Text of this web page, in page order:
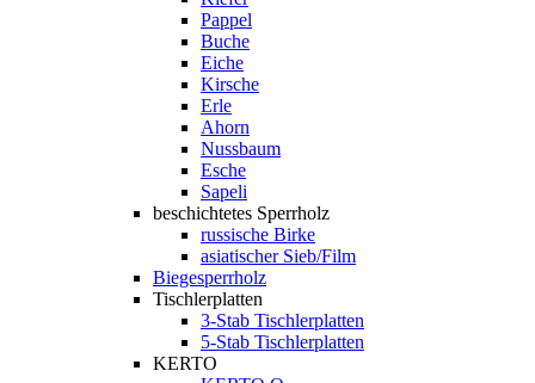
Pappel
Buche
Eiche
Kirsche
Erle
Ahorn
Nussbaum
Esche
Sapeli
beschichtetes Sperrholz
russische Birke
asiatischer Sieb/Film
Biegesperrholz
Tischlerplatten
3-Stab Tischlerplatten
5-Stab Tischlerplatten
KERTO